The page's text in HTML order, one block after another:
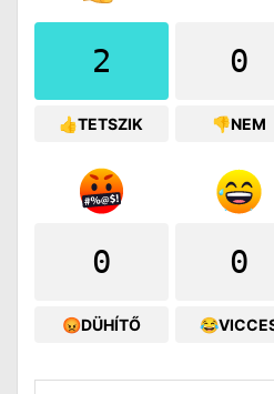
2
👍TETSZIK
0
👎NEM
0
😡DÜHÍTŐ
0